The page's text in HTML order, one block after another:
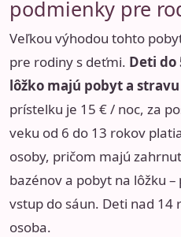
podmienky pre
Veľkou výhodou tohto
pre rodiny s deťmi. Deti do
lôžko majú pobyt a
prístelku je 15 € / noc, za
veku od 6 do 13 rokov
osoby, pričom majú
bazénov a pobyt na lôžku
vstup do sáun. Deti nad 14
osoba.